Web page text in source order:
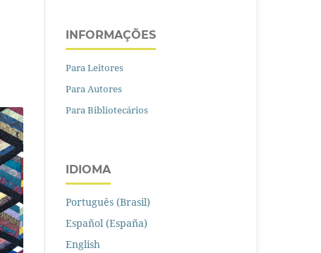
INFORMAÇÕES
Para Leitores
Para Autores
Para Bibliotecários
IDIOMA
Português (Brasil)
Español (España)
English